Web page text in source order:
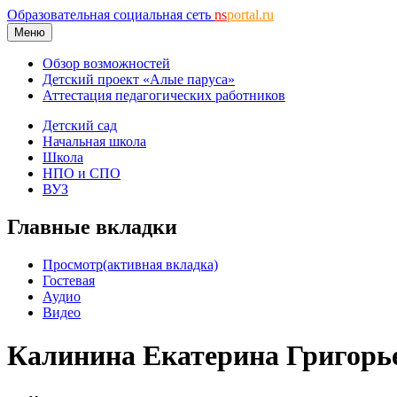
Образовательная социальная сеть nsportal.ru
Меню
Обзор возможностей
Детский проект «Алые паруса»
Аттестация педагогических работников
Детский сад
Начальная школа
Школа
НПО и СПО
ВУЗ
Главные вкладки
Просмотр(активная вкладка)
Гостевая
Аудио
Видео
Калинина Екатерина